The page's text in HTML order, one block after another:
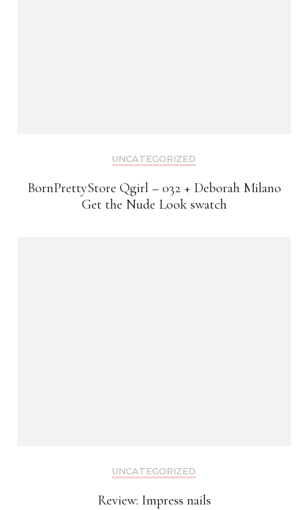
UNCATEGORIZED
BornPrettyStore Qgirl – 032 + Deborah Milano
Get the Nude Look swatch
UNCATEGORIZED
Review: Impress nails